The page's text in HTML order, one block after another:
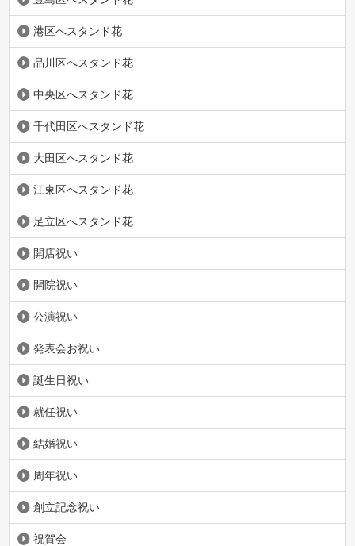
港区へスタンド花
品川区へスタンド花
中央区へスタンド花
千代田区へスタンド花
大田区へスタンド花
江東区へスタンド花
足立区へスタンド花
開店祝い
開院祝い
公演祝い
発表会お祝い
誕生日祝い
就任祝い
結婚祝い
周年祝い
創立記念祝い
祝賀会